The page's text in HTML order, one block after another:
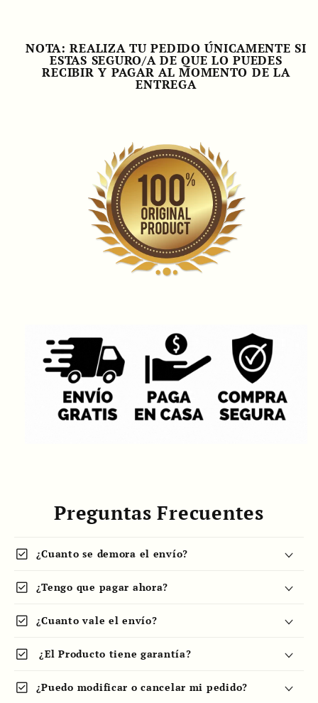
NOTA: REALIZA TU PEDIDO ÚNICAMENTE SI
ESTAS SEGURO/A DE QUE LO PUEDES
RECIBIR Y PAGAR AL MOMENTO DE LA
ENTREGA
Preguntas Frecuentes
check_box ¿Cuanto se demora el envío?
check_box ¿Tengo que pagar ahora?
check_box ¿Cuanto vale el envío?
check_box ¿El Producto tiene garantía?
check_box ¿Puedo modificar o cancelar mi pedido?